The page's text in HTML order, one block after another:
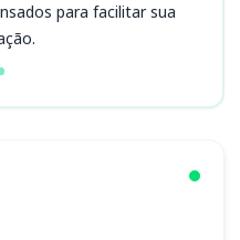
para facilitar sua